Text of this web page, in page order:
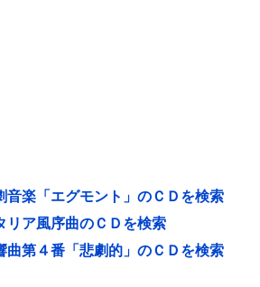
音楽「エグモント」のＣＤを検索
リア風序曲のＣＤを検索
曲第４番「悲劇的」のＣＤを検索